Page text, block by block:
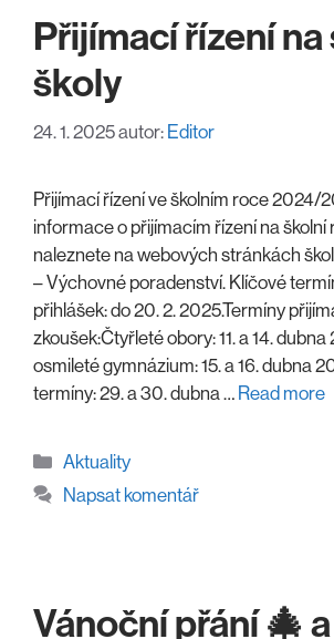
Přijímací řízení
školy
24. 1. 2025autor: Editor
Přijímací řízení ve školním roce 2024/
informace o přijímacím řízení na
naleznete na webových stránkách
– Výchovné poradenství. Klíčové
přihlášek: do 20. 2. 2025.Termíny
zkoušek:Čtyřleté obory: 11. a 14.
osmileté gymnázium: 15. a 16. dubna
termíny: 29. a 30. dubna … Read more
Rubriky
Aktuality
Napsat komentář
Vánoční přání 🎄 a